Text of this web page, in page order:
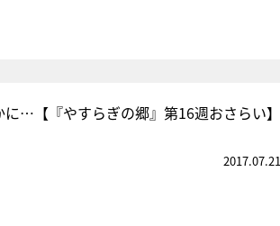
…【『やすらぎの郷』第16週おさらい】
2017.07.21